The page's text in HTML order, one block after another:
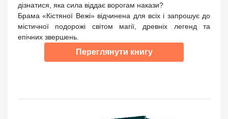
дізнатися, яка сила віддає ворогам накази?
Брама «Кістяної Вежі» відчинена для всіх і запрошує до
містичної подорожі світом магії, древніх легенд та
епічних звершень.
Переглянути книгу